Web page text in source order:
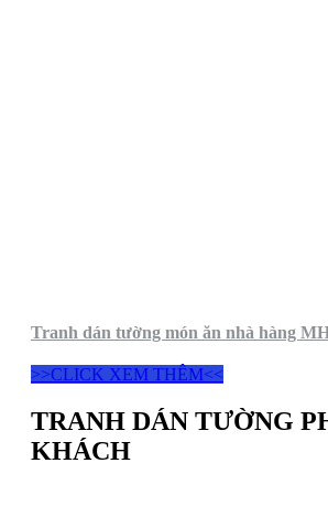
Tranh dán tường món ăn nhà hàng
>>CLICK XEM THÊM<<
TRANH DÁN TƯỜNG
KHÁCH